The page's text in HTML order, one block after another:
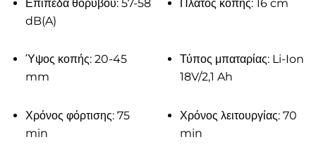
Επίπεδα θορύβου: 57-58
dB(A)
Πλάτος κοπής: 16 cm
Ύψος κοπής: 20-45
mm
Τύπος μπαταρίας: Li-Ion
18V/2,1 Ah
Χρόνος φόρτισης: 75
min
Χρόνος λειτουργίας: 70
min